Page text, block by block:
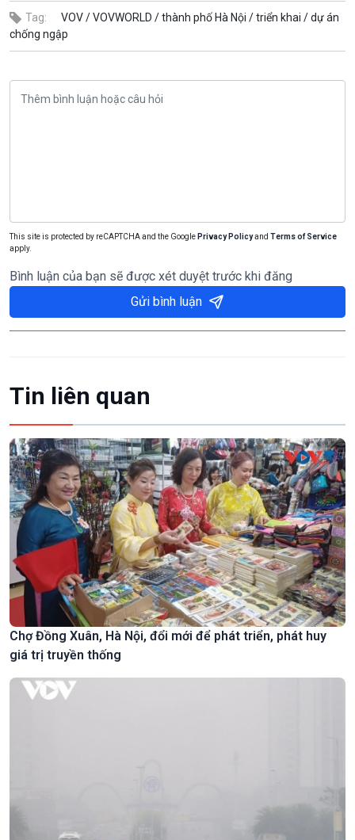
Tag: VOV /VOVWORLD /thành phố Hà Nội /triển khai /dự án
chống ngập
This site is protected by reCAPTCHA and the Google Privacy Policyand Terms of Service
apply.
Bình luận của bạn sẽ được xét duyệt trước khi đăng
Gửi bình luận
Tin liên quan
Chợ Đồng Xuân, Hà Nội, đổi mới để phát triển, phát huy
giá trị truyền thống